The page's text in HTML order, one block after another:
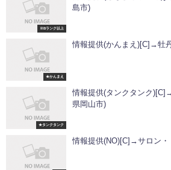
※Bランク以上
島市)
★かんまえ
情報提供(かんまえ)[C]→牡
★タンクタンク
情報提供(タンクタンク
県岡山市)
情報提供(NO)[C]→サロン・